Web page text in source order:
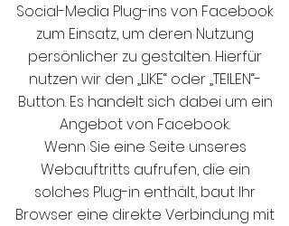
Social-Media Plug-ins von Facebook
zum Einsatz, um deren Nutzung
persönlicher zu gestalten. Hierfür
nutzen wir den „LIKE“ oder „TEILEN“-
Button. Es handelt sich dabei um ein
Angebot von Facebook.
Wenn Sie eine Seite unseres
Webauftritts aufrufen, die ein
solches Plug-in enthält, baut Ihr
Browser eine direkte Verbindung mit